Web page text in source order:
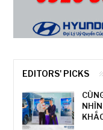
EDITORS' PICKS